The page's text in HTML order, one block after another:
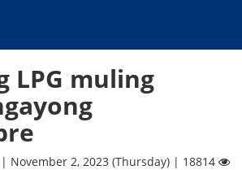
LPG muling
| November 2, 2023 (Thursday) | 18814